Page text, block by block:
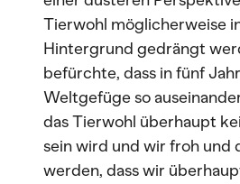
Tierwohl möglicherweise
Hintergrund gedrängt
befürchte, dass in fünf
Weltgefüge so
das Tierwohl überhaupt
sein wird und wir froh und
werden, dass wir